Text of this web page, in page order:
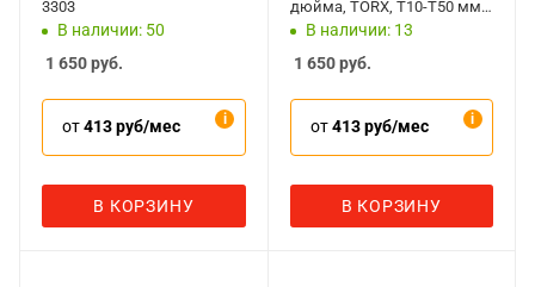
3303
В наличии: 50
1 650руб.
от413 руб/мес
В КОРЗИНУ
дюйма, TORX, Т10-Т50 мм,
L=50 мм, 9 предметов
В наличии: 13
1 650руб.
от413 руб/мес
В КОРЗИНУ